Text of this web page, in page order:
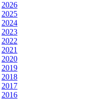
2026
2025
2024
2023
2022
2021
2020
2019
2018
2017
2016